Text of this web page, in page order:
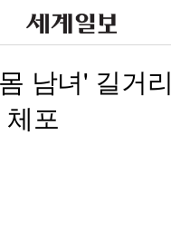
남녀' 길거
포